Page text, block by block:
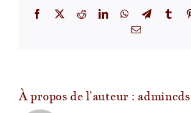
Facebook
X RedditLinkedInWhatsApp
Telegram
Email
À propos de l'auteur : admincds